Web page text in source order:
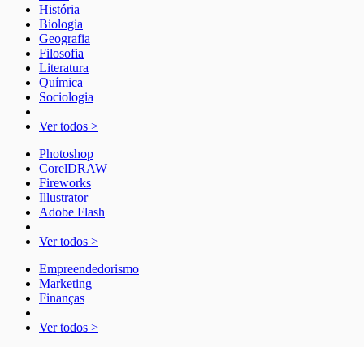
História
Biologia
Geografia
Filosofia
Literatura
Química
Sociologia
Ver todos >
Photoshop
CorelDRAW
Fireworks
Illustrator
Adobe Flash
Ver todos >
Empreendedorismo
Marketing
Finanças
Ver todos >